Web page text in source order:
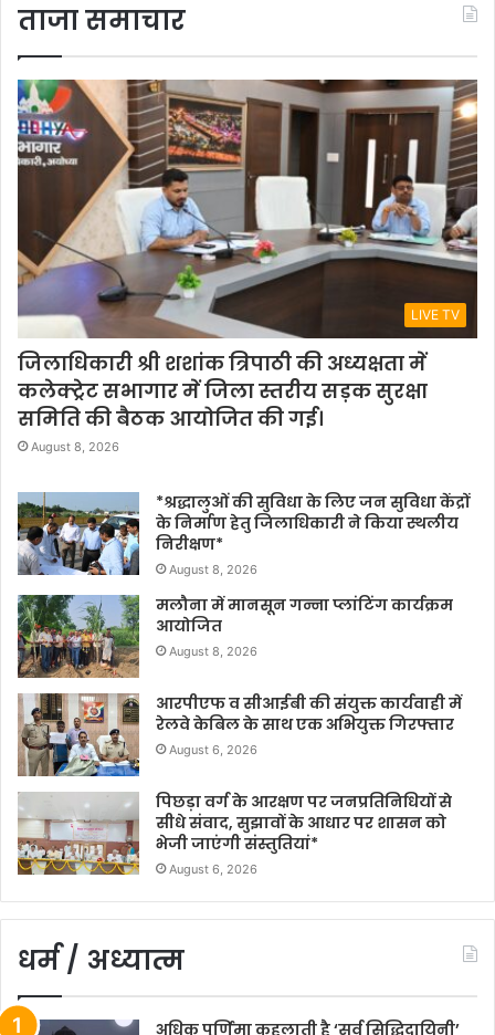
ताजा समाचार
LIVE TV
जिलाधिकारी श्री शशांक त्रिपाठी की अध्यक्षता में
कलेक्ट्रेट सभागार में जिला स्तरीय सड़क सुरक्षा
समिति की बैठक आयोजित की गई।
August 8, 2026
*श्रद्धालुओं की सुविधा के लिए जन सुविधा केंद्रों
के निर्माण हेतु जिलाधिकारी ने किया स्थलीय
निरीक्षण*
August 8, 2026
मलौना में मानसून गन्ना प्लांटिंग कार्यक्रम
आयोजित
August 8, 2026
आरपीएफ व सीआईबी की संयुक्त कार्यवाही में
रेलवे केबिल के साथ एक अभियुक्त गिरफ्तार
August 6, 2026
पिछड़ा वर्ग के आरक्षण पर जनप्रतिनिधियों से
सीधे संवाद, सुझावों के आधार पर शासन को
भेजी जाएंगी संस्तुतियां*
August 6, 2026
धर्म / अध्यात्म
अधिक पूर्णिमा कहलाती है ‘सर्व सिद्धिदायिनी’